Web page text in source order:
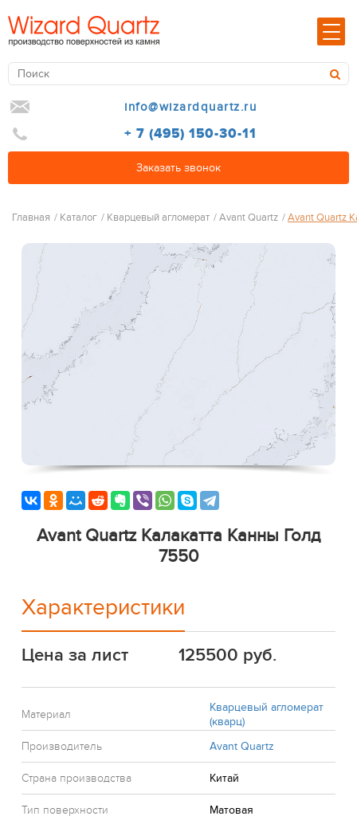
info@wizardquartz.ru
+ 7 (495) 150-30-11
Заказать звонок
Главная / Каталог / Кварцевый агломерат /Avant Quartz /Avant Quartz
Avant Quartz Калакатта Канны Голд
7550
Характеристики
Цена за лист 125500 руб.
Материал
Кварцевый агломерат
(кварц)
Производитель
Avant Quartz
Страна производства Китай
Тип поверхности Матовая